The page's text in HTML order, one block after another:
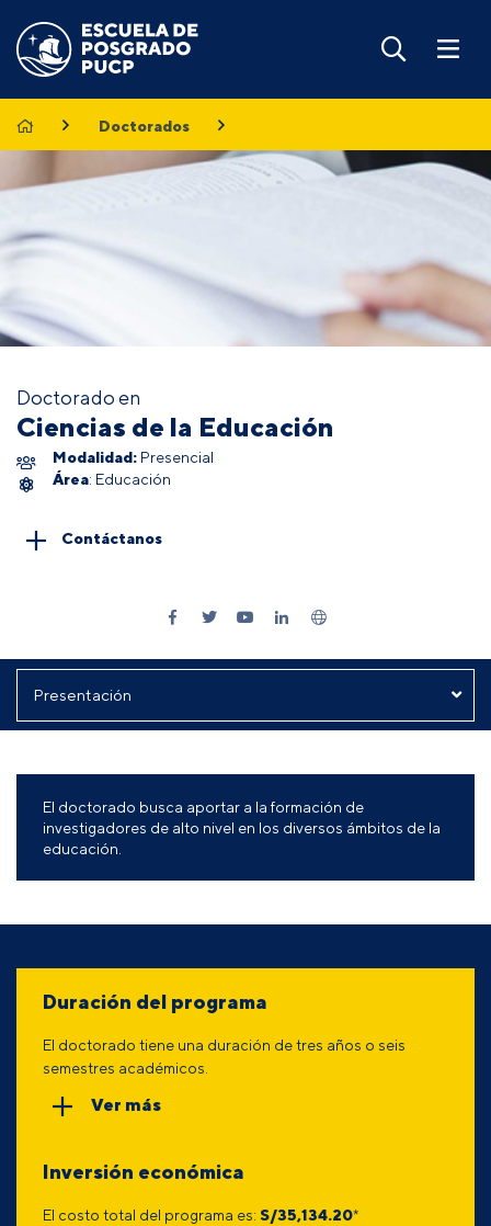
Doctorados
Doctorado en
Ciencias de la Educación
Modalidad: Presencial
Área: Educación
Contáctanos
El doctorado busca aportar a la formación de
investigadores de alto nivel en los diversos ámbitos de la
educación.
Duración del programa
El doctorado tiene una duración de tres años o seis
semestres académicos.
Ver más
Inversión económica
El costo total del programa es: S/35,134.20*